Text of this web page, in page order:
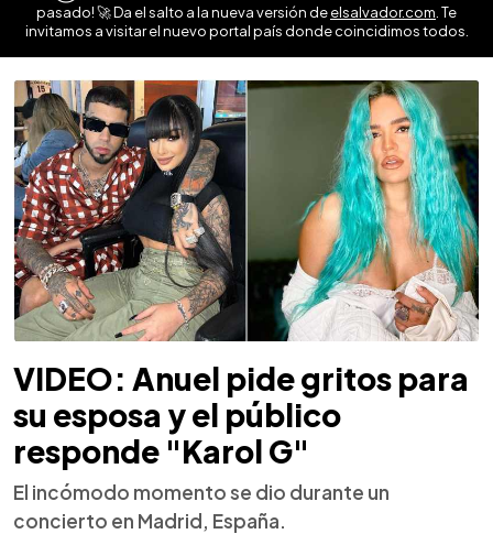
pasado! 🚀 Da el salto a la nueva versión deelsalvador.com . Te
invitamos a visitar el nuevo portal país donde coincidimos todos.
VIDEO: Anuel pide gritos para
su esposa y el público
responde "Karol G"
El incómodo momento se dio durante un
concierto en Madrid, España.